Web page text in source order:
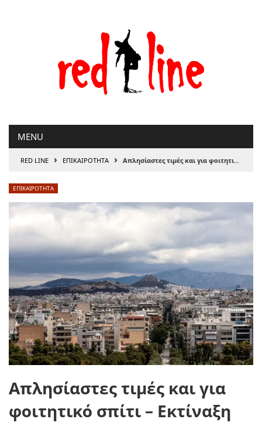
MENU
RED LINE › ΕΠΙΚΑΙΡΟΤΗΤΑ › Απλησίαστες τιμές και για φοιτητικό σπίτι – Εκτίναξη των ενοικίων σε έξι πόλεις
ΕΠΙΚΑΙΡΟΤΗΤΑ
Απλησίαστες τιμές και για
φοιτητικό σπίτι – Εκτίναξη